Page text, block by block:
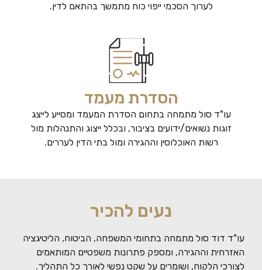
לערוך הסכמי ייפוי כוח מתמשך בהתאם לדין.
הסדרת מעמד
עו"ד סול מתמחה בתחום הסדרת המעמד ומסייע לייצג
זוגות נשואים/ידועים בציבור, ובכלל ייצוג והתנהלות מול
רשות האוכלוסין וההגירה ומול בתי הדין לעררים.
נעים להכיר
עו"ד דוד סול מתמחה בתחומי המשפחה, הביטוח, הליטיגציה
האזרחית וההגירה, ומספק פתרונות משפטיים המותאמים
לצורכי הלקוח, ושומרים על שקט נפשי לאורך כל התהליך.